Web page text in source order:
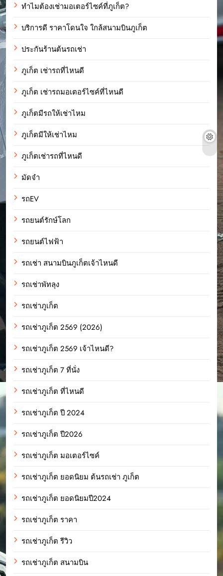
ทำไมต้องเช่ามอเตอร์ไซค์ที่ภูเก็ต?
บริการดี ราคาโดนใจ ใกล้สนามบินภูเก็ต
ประกันร้านต้นรถเช่า
ภูเก็ต เช่ารถที่ไหนดี
ภูเก็ต เช่ารถมอเตอร์ไซค์ที่ไหนดี
ภูเก็ตมีรถให้เช่าไหม
ภูเก็ตมีให้เช่าไหม
ภูเก็ตเช่ารถที่ไหนดี
มัดจำ
รถEV
รถยนต์รักษ์โลก
รถยนต์ไฟฟ้า
รถเช่า สนามบินภูเก็ตเจ้าไหนดี
รถเช่าพัทลุง
รถเช่าภูเก็ต
รถเช่าภูเก็ต 2569 (2026)
รถเช่าภูเก็ต 2569 เจ้าไหนดี?
รถเช่าภูเก็ต 7 ที่นั่ง
รถเช่าภูเก็ต ที่ไหนดี
รถเช่าภูเก็ต ปี 2024
รถเช่าภูเก็ต ปี2026
รถเช่าภูเก็ต มอเตอร์ไซค์
รถเช่าภูเก็ต ยอดนิยม ต้นรถเช่า ภูเก็ต
รถเช่าภูเก็ต ยอดนิยมปี2024
รถเช่าภูเก็ต ราคา
รถเช่าภูเก็ต รีวิว
รถเช่าภูเก็ต สนามบิน